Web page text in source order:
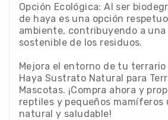
Opción Ecológica: Al ser
de haya es una opción
ambiente, contribuyendo a
sostenible de los residuos.
Mejora el entorno de tu terrario
Haya Sustrato Natural para
Mascotas. ¡Compra ahora y
reptiles y pequeños mamíferos
natural y saludable!